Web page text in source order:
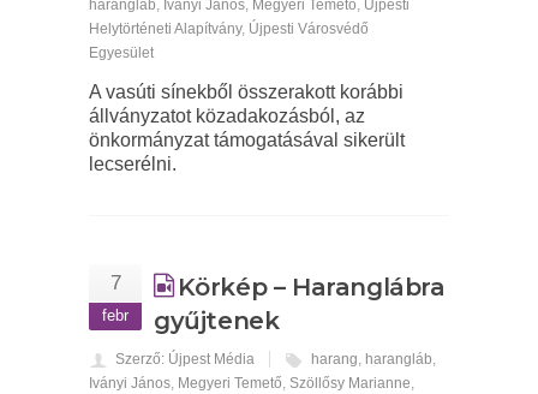
harangláb Iványi János Megyeri Temető Újpesti
Helytörténeti Alapítvány, Újpesti Városvédő
Egyesület
A vasúti sínekből összerakott korábbi
állványzatot közadakozásból, az
önkormányzat támogatásával sikerült
lecserélni.
7
febr
Körkép – Haranglábra
gyűjtenek
Szerző: Újpest Média harang harangláb
Iványi János Megyeri Temető Szöllősy Marianne